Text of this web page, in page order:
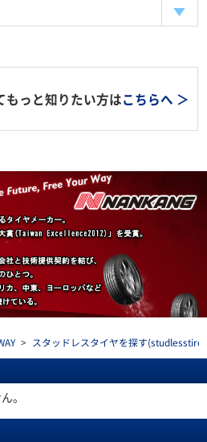
もっと知りたい方はこちらへ ＞
> スタッドレスタイヤを探す(studlesstire)
。